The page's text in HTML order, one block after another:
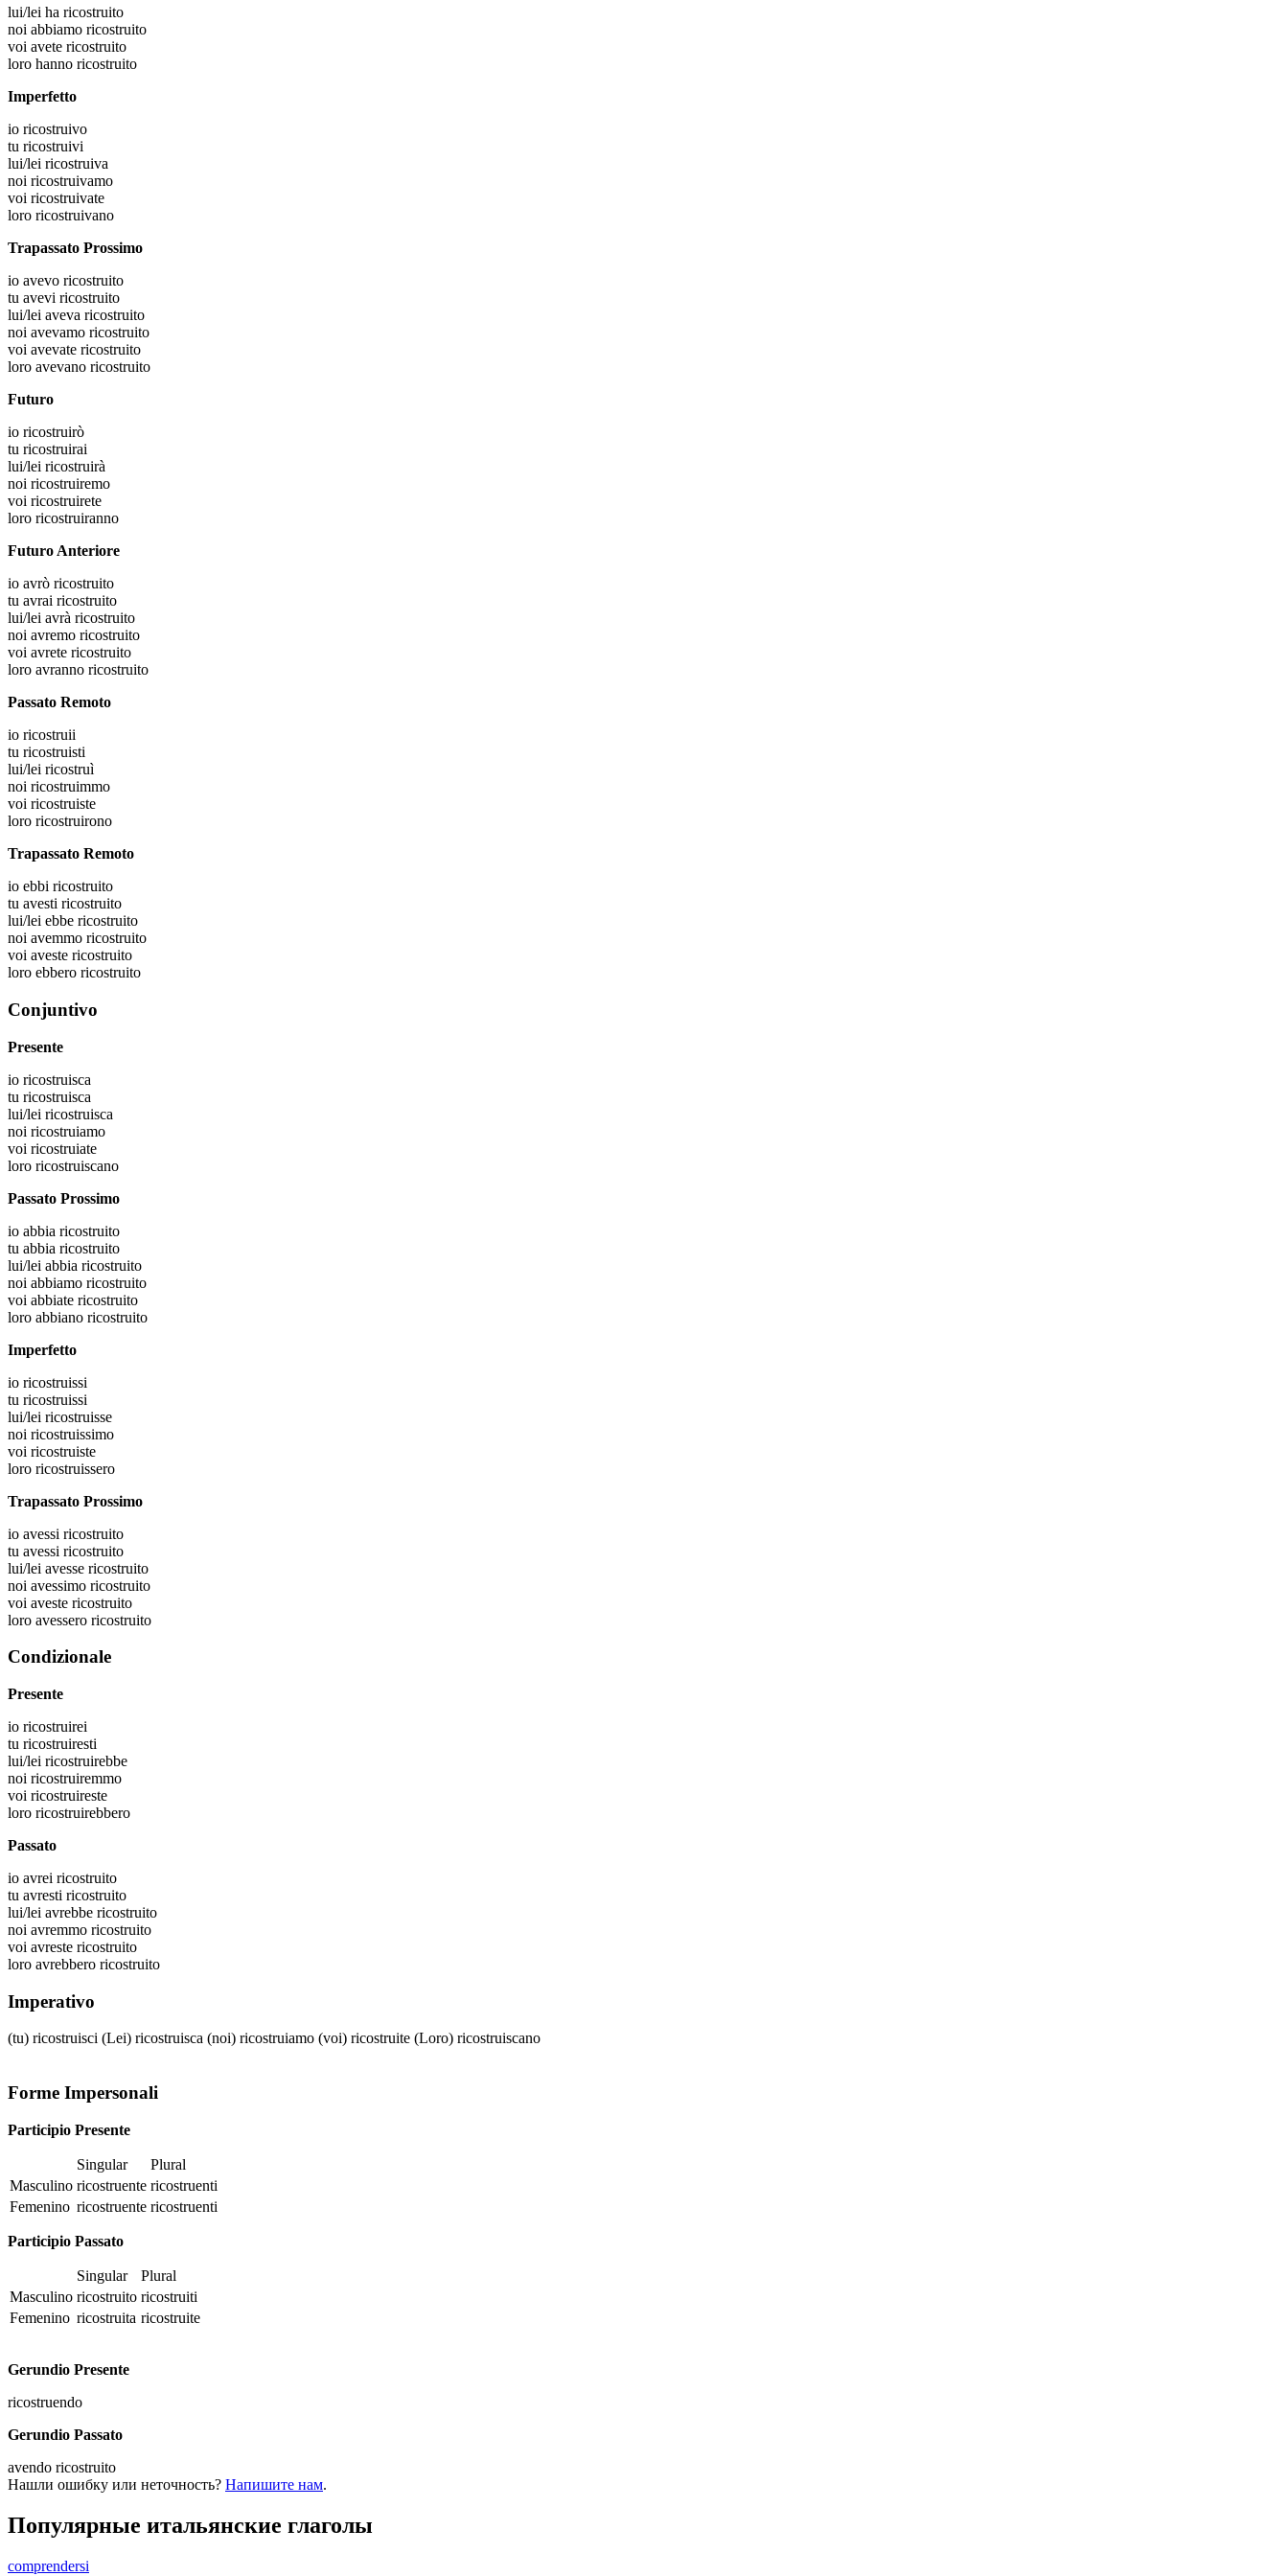
lui/lei ha ricostruito
noi abbiamo ricostruito
voi avete ricostruito
loro hanno ricostruito
Imperfetto
io ricostruivo
tu ricostruivi
lui/lei ricostruiva
noi ricostruivamo
voi ricostruivate
loro ricostruivano
Trapassato Prossimo
io avevo ricostruito
tu avevi ricostruito
lui/lei aveva ricostruito
noi avevamo ricostruito
voi avevate ricostruito
loro avevano ricostruito
Futuro
io ricostruirò
tu ricostruirai
lui/lei ricostruirà
noi ricostruiremo
voi ricostruirete
loro ricostruiranno
Futuro Anteriore
io avrò ricostruito
tu avrai ricostruito
lui/lei avrà ricostruito
noi avremo ricostruito
voi avrete ricostruito
loro avranno ricostruito
Passato Remoto
io ricostruii
tu ricostruisti
lui/lei ricostruì
noi ricostruimmo
voi ricostruiste
loro ricostruirono
Trapassato Remoto
io ebbi ricostruito
tu avesti ricostruito
lui/lei ebbe ricostruito
noi avemmo ricostruito
voi aveste ricostruito
loro ebbero ricostruito
Conjuntivo
Presente
io ricostruisca
tu ricostruisca
lui/lei ricostruisca
noi ricostruiamo
voi ricostruiate
loro ricostruiscano
Passato Prossimo
io abbia ricostruito
tu abbia ricostruito
lui/lei abbia ricostruito
noi abbiamo ricostruito
voi abbiate ricostruito
loro abbiano ricostruito
Imperfetto
io ricostruissi
tu ricostruissi
lui/lei ricostruisse
noi ricostruissimo
voi ricostruiste
loro ricostruissero
Trapassato Prossimo
io avessi ricostruito
tu avessi ricostruito
lui/lei avesse ricostruito
noi avessimo ricostruito
voi aveste ricostruito
loro avessero ricostruito
Condizionale
Presente
io ricostruirei
tu ricostruiresti
lui/lei ricostruirebbe
noi ricostruiremmo
voi ricostruireste
loro ricostruirebbero
Passato
io avrei ricostruito
tu avresti ricostruito
lui/lei avrebbe ricostruito
noi avremmo ricostruito
voi avreste ricostruito
loro avrebbero ricostruito
Imperativo
(tu) ricostruisci (Lei) ricostruisca (noi) ricostruiamo (voi) ricostruite (Loro) ricostruiscano
Forme Impersonali
Participio Presente
Singular
Plural
Masculino ricostruente ricostruenti
Femenino ricostruente ricostruenti
Participio Passato
Singular
Plural
Masculino ricostruito ricostruiti
Femenino ricostruita ricostruite
Gerundio Presente
ricostruendo
Gerundio Passato
avendo ricostruito
Нашли ошибку или неточность? Напишите нам.
Популярные итальянские глаголы
comprendersi